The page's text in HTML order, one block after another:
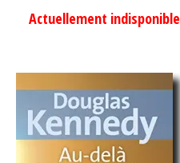
Actuellement indisponible